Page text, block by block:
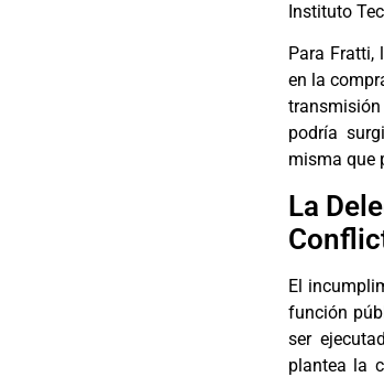
Instituto
Para Fratti,
en la
podría
misma que
La
El
función
ser
plantea la